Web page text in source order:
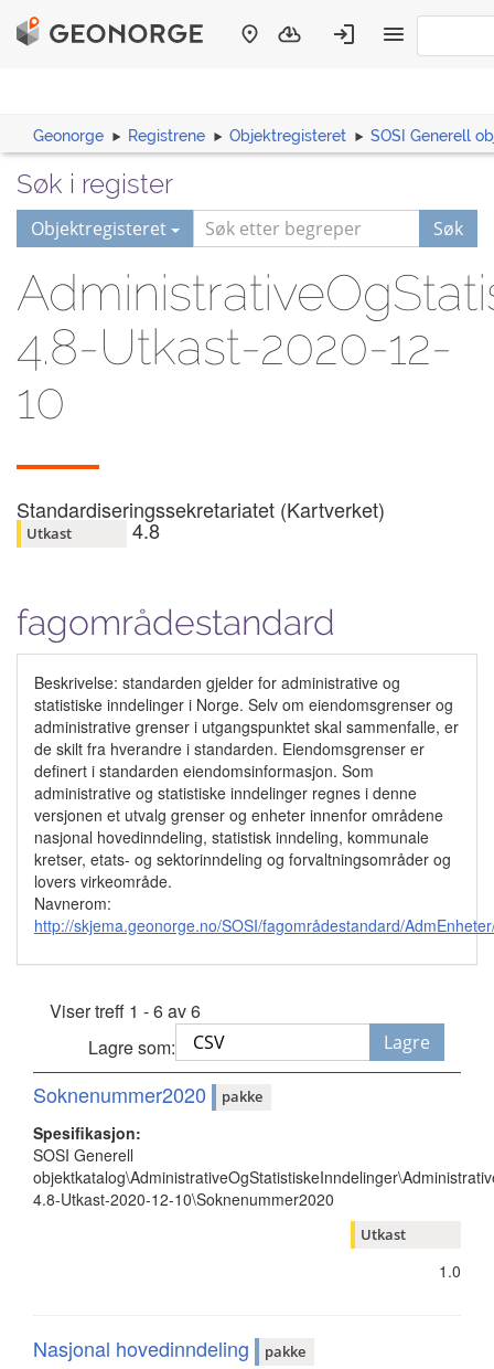
Geonorge Registrene Objektregisteret SOSI Generell
Søk i register
Objektregisteret Søk
4.8-Utkast-2020-12-
10
Standardiseringssekretariatet (Kartverket)
Utkast 4.8
fagområdestandard
Beskrivelse: standarden gjelder for administrative og
statistiske inndelinger i Norge. Selv om eiendomsgrenser og
administrative grenser i utgangspunktet skal sammenfalle, er
de skilt fra hverandre i standarden. Eiendomsgrenser er
definert i standarden eiendomsinformasjon. Som
administrative og statistiske inndelinger regnes i denne
versjonen et utvalg grenser og enheter innenfor områdene
nasjonal hovedinndeling, statistisk inndeling, kommunale
kretser, etats- og sektorinndeling og forvaltningsområder og
lovers virkeområde.
Navnerom:
http://skjema.geonorge.no/SOSI/fagområdestandard/
Viser treff 1 - 6 av 6
Lagre som:
Lagre
Soknenummer2020 pakke
Spesifikasjon:
SOSI Generell
4.8-Utkast-2020-12-10\Soknenummer2020
Utkast
1.0
Nasjonal hovedinndeling pakke